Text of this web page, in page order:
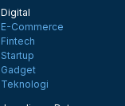
Digital
E-Commerce
Fintech
Startup
Gadget
Teknologi